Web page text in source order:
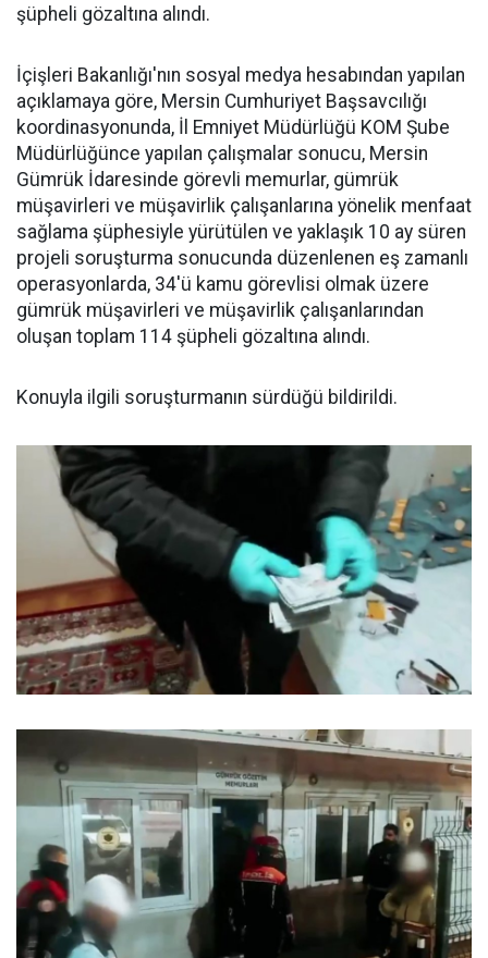
şüpheli gözaltına alındı.
İçişleri Bakanlığı'nın sosyal medya hesabından yapılan
açıklamaya göre, Mersin Cumhuriyet Başsavcılığı
koordinasyonunda, İl Emniyet Müdürlüğü KOM Şube
Müdürlüğünce yapılan çalışmalar sonucu, Mersin
Gümrük İdaresinde görevli memurlar, gümrük
müşavirleri ve müşavirlik çalışanlarına yönelik menfaat
sağlama şüphesiyle yürütülen ve yaklaşık 10 ay süren
projeli soruşturma sonucunda düzenlenen eş zamanlı
operasyonlarda, 34'ü kamu görevlisi olmak üzere
gümrük müşavirleri ve müşavirlik çalışanlarından
oluşan toplam 114 şüpheli gözaltına alındı.
Konuyla ilgili soruşturmanın sürdüğü bildirildi.